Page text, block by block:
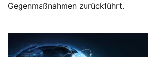
Gegenmaßnahmen zurückführt.